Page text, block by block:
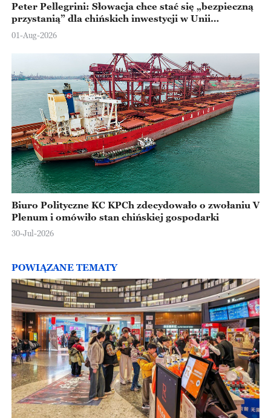
Peter Pellegrini: Słowacja chce stać się „bezpieczną
przystanią” dla chińskich inwestycji w Unii
Europejskiej
01-Aug-2026
Biuro Polityczne KC KPCh zdecydowało o zwołaniu V
Plenum i omówiło stan chińskiej gospodarki
30-Jul-2026
POWIĄZANE TEMATY